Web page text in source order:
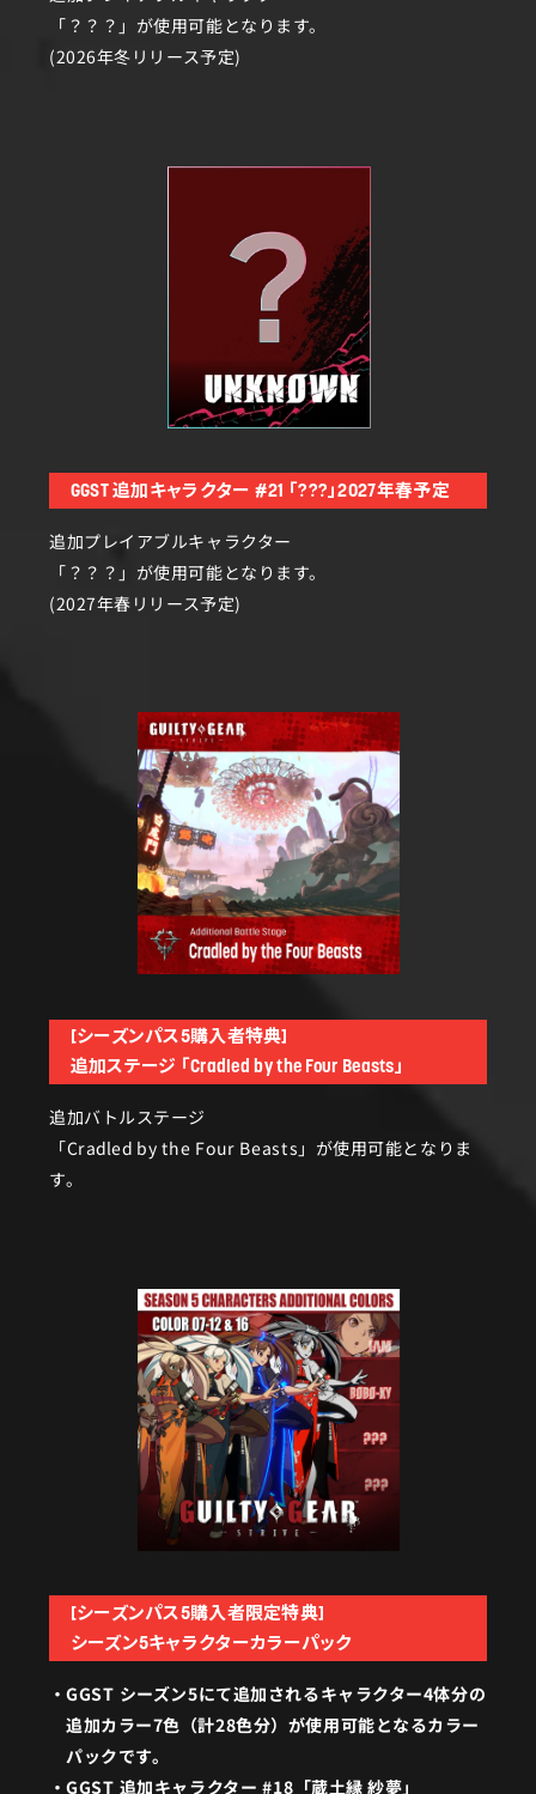
「？？？」が使用可能となります。
(2026年冬リリース予定)
GGST 追加キャラクター #21 「???」2027年春予定
追加プレイアブルキャラクター
「？？？」が使用可能となります。
(2027年春リリース予定)
[シーズンパス5購入者特典]
追加ステージ 「Cradled by the Four Beasts」
追加バトルステージ
「Cradled by the Four Beasts」が使用可能となりま
す。
[シーズンパス5購入者限定特典]
シーズン5キャラクターカラーパック
GGST シーズン5にて追加されるキャラクター4体分の
追加カラー7色（計28色分）が使用可能となるカラー
パックです。
GGST 追加キャラクター #18「蔵土縁 紗夢」